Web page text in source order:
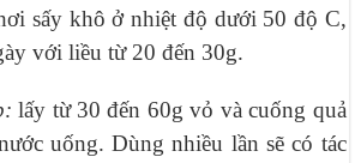
sấy khô ở nhiệt độ dưới 50 độ C,
với liều từ 20 đến 30g.
lấy từ 30 đến 60g vỏ và cuống quả
uống. Dùng nhiều lần sẽ có tác